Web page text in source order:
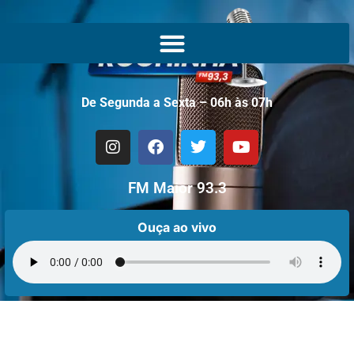
De Segunda a Sexta – 06h às 07h
FM Maior 93.3
Ouça ao vivo